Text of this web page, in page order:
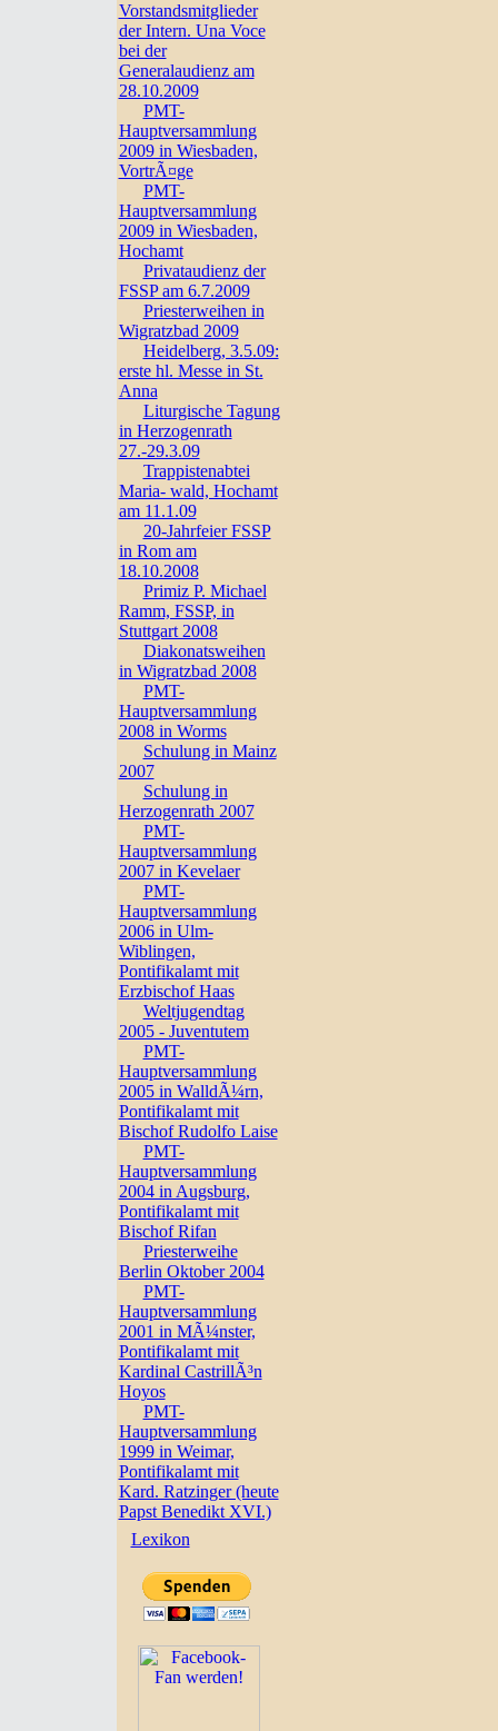
Vorstandsmitglieder
der Intern. Una Voce
bei der
Generalaudienz am
28.10.2009
PMT-
Hauptversammlung
2009 in Wiesbaden,
VortrÃ¤ge
PMT-
Hauptversammlung
2009 in Wiesbaden,
Hochamt
Privataudienz der
FSSP am 6.7.2009
Priesterweihen in
Wigratzbad 2009
Heidelberg, 3.5.09:
erste hl. Messe in St.
Anna
Liturgische Tagung
in Herzogenrath
27.-29.3.09
Trappistenabtei
Maria- wald, Hochamt
am 11.1.09
20-Jahrfeier FSSP
in Rom am
18.10.2008
Primiz P. Michael
Ramm, FSSP, in
Stuttgart 2008
Diakonatsweihen
in Wigratzbad 2008
PMT-
Hauptversammlung
2008 in Worms
Schulung in Mainz
2007
Schulung in
Herzogenrath 2007
PMT-
Hauptversammlung
2007 in Kevelaer
PMT-
Hauptversammlung
2006 in Ulm-
Wiblingen,
Pontifikalamt mit
Erzbischof Haas
Weltjugendtag
2005 - Juventutem
PMT-
Hauptversammlung
2005 in WalldÃ¼rn,
Pontifikalamt mit
Bischof Rudolfo Laise
PMT-
Hauptversammlung
2004 in Augsburg,
Pontifikalamt mit
Bischof Rifan
Priesterweihe
Berlin Oktober 2004
PMT-
Hauptversammlung
2001 in MÃ¼nster,
Pontifikalamt mit
Kardinal CastrillÃ³n
Hoyos
PMT-
Hauptversammlung
1999 in Weimar,
Pontifikalamt mit
Kard. Ratzinger (heute
Papst Benedikt XVI.)
Lexikon